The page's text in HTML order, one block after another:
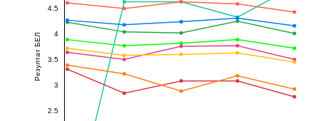
Резултат БЕЛ
2.5
3
3.5
4
4.5